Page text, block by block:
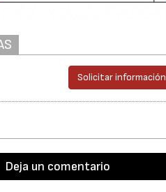
Solicitar información
Deja un comentario
28/07/2026